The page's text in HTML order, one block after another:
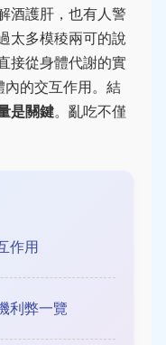
酒護肝，也有人警
太多模稜兩可的說
接從身體代謝的實
的交互作用。結
是關鍵。亂吃不僅
作用
利弊一覽